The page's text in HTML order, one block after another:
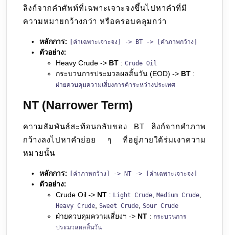
ลิงก์จากคำศัพท์ที่เฉพาะเจาะจงขึ้นไปหาคำที่มี
ความหมายกว้างกว่า หรือครอบคลุมกว่า
หลักการ: [คำเฉพาะเจาะจง] -> BT -> [คำภาพกว้าง]
ตัวอย่าง:
Heavy Crude -> BT : Crude Oil
กระบวนการประมวลผลสิ้นวัน (EOD) -> BT :
ฝ่ายควบคุมความเสี่ยงการค้าระหว่างประเทศ
NT (Narrower Term)
ความสัมพันธ์สะท้อนกลับของ BT ลิงก์จากคำภาพ
กว้างลงไปหาคำย่อย ๆ ที่อยู่ภายใต้ร่มเงาความ
หมายนั้น
หลักการ: [คำภาพกว้าง] -> NT -> [คำเฉพาะเจาะจง]
ตัวอย่าง:
Crude Oil -> NT : Light Crude, Medium Crude,
Heavy Crude, Sweet Crude, Sour Crude
ฝ่ายควบคุมความเสี่ยงฯ -> NT : กระบวนการ
ประมวลผลสิ้นวัน